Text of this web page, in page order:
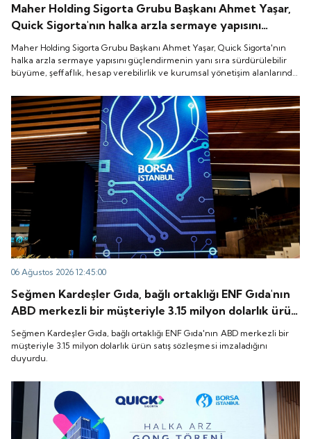
Maher Holding Sigorta Grubu Başkanı Ahmet Yaşar,
Quick Sigorta'nın halka arzla sermaye yapısını
güçlendirmenin yanı sıra sürdürülebilir büyüme,
şeffaflık, hesap verebilirlik ve kurumsal yönetişim
alanlarında yeni bir döneme girdiğini belirtti.
Maher Holding Sigorta Grubu Başkanı Ahmet Yaşar, Quick Sigorta'nın
halka arzla sermaye yapısını güçlendirmenin yanı sıra sürdürülebilir
büyüme, şeffaflık, hesap verebilirlik ve kurumsal yönetişim alanlarında
06 Ağustos 2026 12:45:00
Seğmen Kardeşler Gıda, bağlı ortaklığı ENF Gıda'nın
ABD merkezli bir müşteriyle 3.15 milyon dolarlık ürün
satış sözleşmesi imzaladığını duyurdu.
Seğmen Kardeşler Gıda, bağlı ortaklığı ENF Gıda'nın ABD merkezli bir
müşteriyle 3.15 milyon dolarlık ürün satış sözleşmesi imzaladığını
duyurdu.